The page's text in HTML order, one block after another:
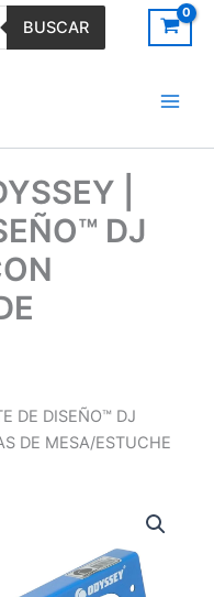
BUSCAR
|
DJ
DE DISEÑO™ DJ
DE MESA/ESTUCHE